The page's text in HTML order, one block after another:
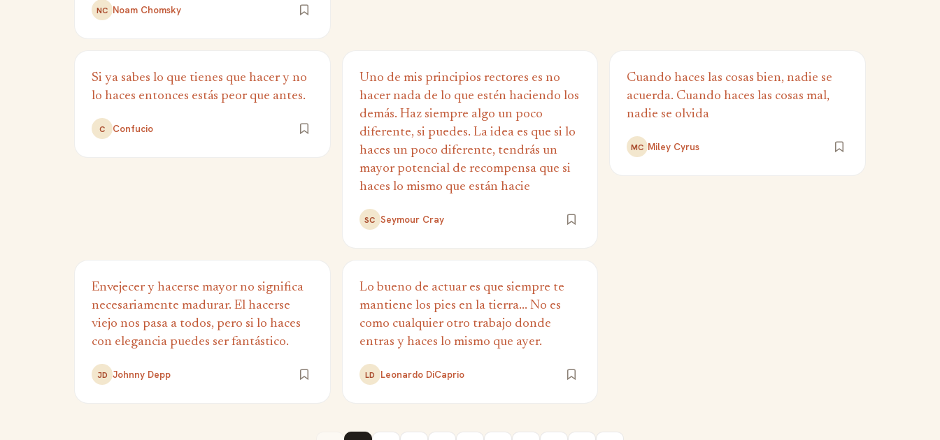
NC Noam Chomsky
Si ya sabes lo que tienes que hacer y no
lo haces entonces estás peor que antes.
C Confucio
Uno de mis principios rectores es no
hacer nada de lo que estén haciendo los
demás. Haz siempre algo un poco
diferente, si puedes. La idea es que si lo
haces un poco diferente, tendrás un
mayor potencial de recompensa que si
haces lo mismo que están hacie
SC Seymour Cray
Cuando haces las cosas bien, nadie se
acuerda. Cuando haces las cosas mal,
nadie se olvida
MC Miley Cyrus
Envejecer y hacerse mayor no significa
necesariamente madurar. El hacerse
viejo nos pasa a todos, pero si lo haces
con elegancia puedes ser fantástico.
JD Johnny Depp
Lo bueno de actuar es que siempre te
mantiene los pies en la tierra... No es
como cualquier otro trabajo donde
entras y haces lo mismo que ayer.
LD Leonardo DiCaprio